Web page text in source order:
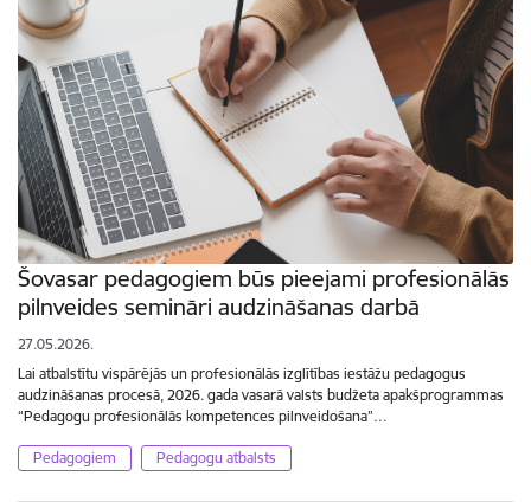
Šovasar pedagogiem būs pieejami profesionālās
pilnveides semināri audzināšanas darbā
27.05.2026.
Lai atbalstītu vispārējās un profesionālās izglītības iestāžu pedagogus
audzināšanas procesā, 2026. gada vasarā valsts budžeta apakšprogrammas
“Pedagogu profesionālās kompetences pilnveidošana”…
Pedagogiem Pedagogu atbalsts